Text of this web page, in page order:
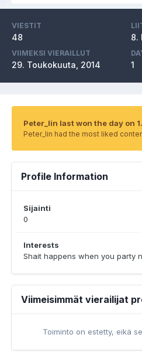
VIESTIT
48 8.
VIIMEKSI VIERAILLUT
29. Toukokuuta, 2014 1
Peter_lin last won the day on
Peter_lin had the most liked
Profile Information
Sijainti
0
Interests
Shait happens when you party
Viimeisimmät vierailijat
Toiminto on estetty, eikä